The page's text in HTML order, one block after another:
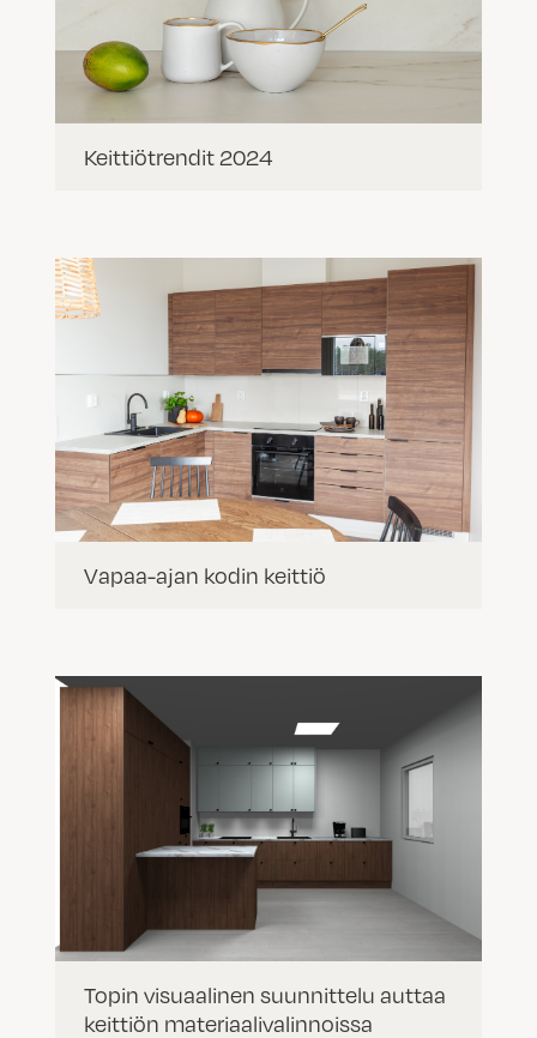
Keittiötrendit 2024
Vapaa-ajan kodin keittiö
Topin visuaalinen suunnittelu auttaa
keittiön materiaalivalinnoissa